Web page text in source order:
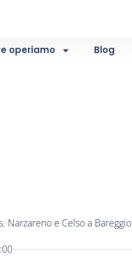
operiamo Blog
Narzareno e Celso a Bareggio